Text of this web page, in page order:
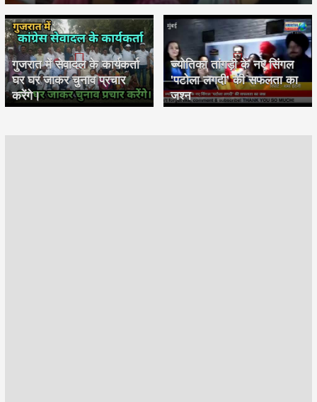
गुजरात में सेवादल के कार्यकर्ता
घर घर जाकर चुनाव प्रचार
करेंगे।
ज्योतिका तांगड़ी के नए सिंगल
'पटोला लगदी' की सफलता का
जश्न